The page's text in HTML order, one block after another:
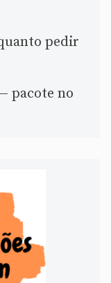
pedir
pacote no